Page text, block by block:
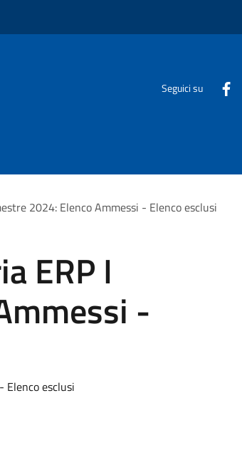
Seguici su
2024: Elenco Ammessi - Elenco esclusi
ERP I
-
Elenco esclusi